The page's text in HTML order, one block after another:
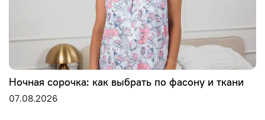
Ночная сорочка: как выбрать по фасону и ткани
07.08.2026